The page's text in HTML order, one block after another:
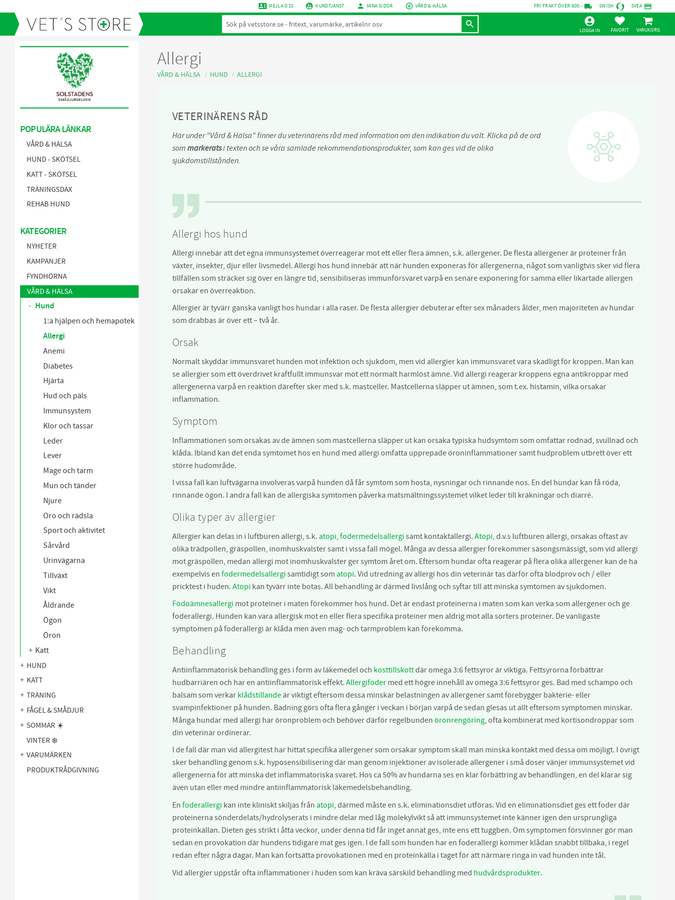
contact_phone MEJLA OSS supervised_user_circle KUNDTJÄNST person MINA SIDOR add_circle_outline VÅRD & HÄLSA FRI FRAKT ÖVER 600:- local_shipping SWISH SVEA credit_card
LOGGA IN FAVORITER
KUNDVAGN
Allergi
VÅRD & HÄLSA HUND ALLERGI
VETERINÄRENS RÅD
Här under "Vård & Hälsa" finner du veterinärens råd med information om den indikation du valt. Klicka på de ord
som markeratsi texten och se våra samlade rekommendationsprodukter, som kan ges vid de olika
sjukdomstillstånden.
Allergi hos hund
Allergi innebär att det egna immunsystemet överreagerar mot ett eller flera ämnen, s.k. allergener. De flesta allergener är proteiner från
växter, insekter, djur eller livsmedel. Allergi hos hund innebär att när hunden exponeras för allergenerna, något som vanligtvis sker vid flera
tillfällen som sträcker sig över en längre tid, sensibiliseras immunförsvaret varpå en senare exponering för samma eller likartade allergen
orsakar en överreaktion.
Allergier är tyvärr ganska vanligt hos hundar i alla raser. De flesta allergier debuterar efter sex månaders ålder, men majoriteten av hundar
som drabbas är över ett – två år.
Orsak
Normalt skyddar immunsvaret hunden mot infektion och sjukdom, men vid allergier kan immunsvaret vara skadligt för kroppen. Man kan
se allergier som ett överdrivet kraftfullt immunsvar mot ett normalt harmlöst ämne. Vid allergi reagerar kroppens egna antikroppar med
allergenerna varpå en reaktion därefter sker med s.k. mastceller. Mastcellerna släpper ut ämnen, som t.ex. histamin, vilka orsakar
inflammation.
Symptom
Inflammationen som orsakas av de ämnen som mastcellerna släpper ut kan orsaka typiska hudsymtom som omfattar rodnad, svullnad och
klåda. Ibland kan det enda symtomet hos en hund med allergi omfatta upprepade öroninflammationer samt hudproblem utbrett över ett
större hudområde.
I vissa fall kan luftvägarna involveras varpå hunden då får symtom som hosta, nysningar och rinnande nos. En del hundar kan få röda,
rinnande ögon. I andra fall kan de allergiska symtomen påverka matsmältningssystemet vilket leder till kräkningar och diarré.
Olika typer av allergier
Allergier kan delas in i luftburen allergi, s.k. atopi, fodermedelsallergi samt kontaktallergi. Atopi, d.v.s luftburen allergi, orsakas oftast av
olika trädpollen, gräspollen, inomhuskvalster samt i vissa fall mögel. Många av dessa allergier förekommer säsongsmässigt, som vid allergi
mot gräspollen, medan allergi mot inomhuskvalster ger symtom året om. Eftersom hundar ofta reagerar på flera olika allergener kan de ha
exempelvis en fodermedelsallergi samtidigt som atopi. Vid utredning av allergi hos din veterinär tas därför ofta blodprov och / eller
pricktest i huden. Atopi kan tyvärr inte botas. All behandling är därmed livslång och syftar till att minska symtomen av sjukdomen.
Födoämnesallergi mot proteiner i maten förekommer hos hund. Det är endast proteinerna i maten som kan verka som allergener och ge
foderallergi. Hunden kan vara allergisk mot en eller flera specifika proteiner men aldrig mot alla sorters proteiner. De vanligaste
symptomen på foderallergi är klåda men även mag- och tarmproblem kan förekomma.
Behandling
Antiinflammatorisk behandling ges i form av läkemedel och kosttillskottdär omega 3:6 fettsyror är viktiga. Fettsyrorna förbättrar
hudbarriären och har en antiinflammatorisk effekt. Allergifoder med ett högre innehåll av omega 3:6 fettsyror ges. Bad med schampo och
balsam som verkar klådstillande är viktigt eftersom dessa minskar belastningen av allergener samt förebygger bakterie- eller
svampinfektioner på hunden. Badning görs ofta flera gånger i veckan i början varpå de sedan glesas ut allt eftersom symptomen minskar.
Många hundar med allergi har öronproblem och behöver därför regelbunden öronrengöring, ofta kombinerat med kortisondroppar som
din veterinär ordinerar.
I de fall där man vid allergitest har hittat specifika allergener som orsakar symptom skall man minska kontakt med dessa om möjligt. I övrigt
sker behandling genom s.k. hyposensibilisering där man genom injektioner av isolerade allergener i små doser vänjer immunsystemet vid
allergenerna för att minska det inflammatoriska svaret. Hos ca 50% av hundarna ses en klar förbättring av behandlingen, en del klarar sig
även utan eller med mindre antiinflammatorisk läkemedelsbehandling.
En foderallergi kan inte kliniskt skiljas från atopi, därmed måste en s.k. eliminationsdiet utföras. Vid en eliminationsdiet ges ett foder där
proteinerna sönderdelats/hydrolyserats i mindre delar med låg molekylvikt så att immunsystemet inte känner igen den ursprungliga
proteinkällan. Dieten ges strikt i åtta veckor, under denna tid får inget annat ges, inte ens ett tuggben. Om symptomen försvinner gör man
sedan en provokation där hundens tidigare mat ges igen. I de fall som hunden har en foderallergi kommer klådan snabbt tillbaka, i regel
redan efter några dagar. Man kan fortsätta provokationen med en proteinkälla i taget för att närmare ringa in vad hunden inte tål.
Vid allergier uppstår ofta inflammationer i huden som kan kräva särskild behandling med hudvårdsprodukter.
POPULÄRA LÄNKAR
VÅRD & HÄLSA
HUND - SKÖTSEL
KATT - SKÖTSEL
TRÄNINGSDAX
REHAB HUND
KATEGORIER
NYHETER
KAMPANJER
FYNDHÖRNA
VÅRD & HÄLSA
Hund
1:a hjälpen och hemapotek
Allergi
Anemi
Diabetes
Hjärta
Hud och päls
Immunsystem
Klor och tassar
Leder
Lever
Mage och tarm
Mun och tänder
Njure
Oro och rädsla
Sport och aktivitet
Sårvård
Urinvägarna
Tillväxt
Vikt
Åldrande
Ögon
Öron
Katt
HUND
KATT
TRÄNING
FÅGEL & SMÅDJUR
SOMMAR ☀️
VINTER ❄️
VARUMÄRKEN
PRODUKTRÅDGIVNING